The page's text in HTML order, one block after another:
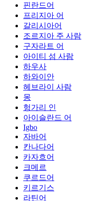
핀란드어
프리지아 어
갈리시아어
조르지아 주 사람
구자라트 어
아이티 섬 사람
하우사
하와이안
헤브라이 사람
몽
헝가리 인
아이슬란드 어
Igbo
자바어
칸나다어
카자흐어
크메르
쿠르드어
키르기스
라틴어